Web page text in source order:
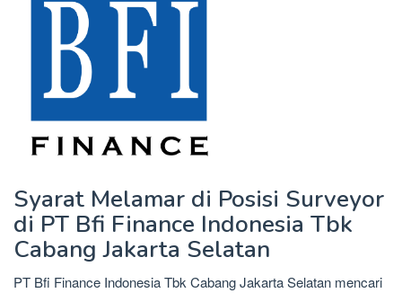
Syarat Melamar di Posisi Surveyor
di PT Bfi Finance Indonesia Tbk
Cabang Jakarta Selatan
PT Bfi Finance Indonesia Tbk Cabang Jakarta Selatan mencari